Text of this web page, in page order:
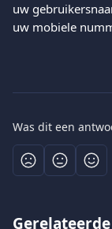
uw
uw mobiele
Was dit een